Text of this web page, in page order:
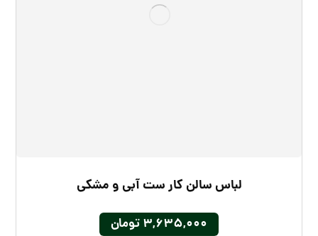
لباس سالن کار ست آبی و مشکی
۳,۶۳۵,۰۰۰تومان